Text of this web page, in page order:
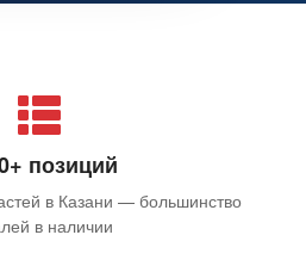
позиций
в Казани — большинство
в наличии